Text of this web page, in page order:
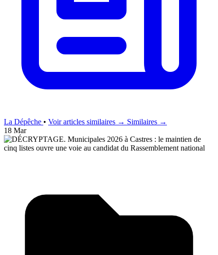
La Dépêche • Voir articles similaires → Similaires →
18 Mar